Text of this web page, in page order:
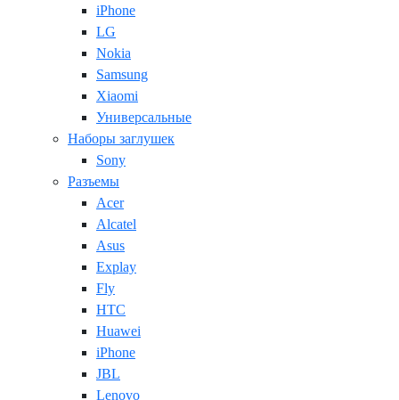
iPhone
LG
Nokia
Samsung
Xiaomi
Универсальные
Наборы заглушек
Sony
Разъемы
Acer
Alcatel
Asus
Explay
Fly
HTC
Huawei
iPhone
JBL
Lenovo